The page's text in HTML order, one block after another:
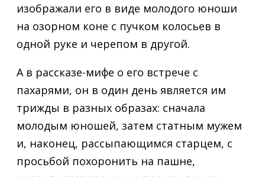
изображали его в виде молодого юноши
на озорном коне с пучком колосьев в
одной руке и черепом в другой.
А в рассказе-мифе о его встрече с
пахарями, он в один день является им
трижды в разных образах: сначала
молодым юношей, затем статным мужем
и, наконец, рассыпающимся старцем, с
просьбой похоронить на пашне,